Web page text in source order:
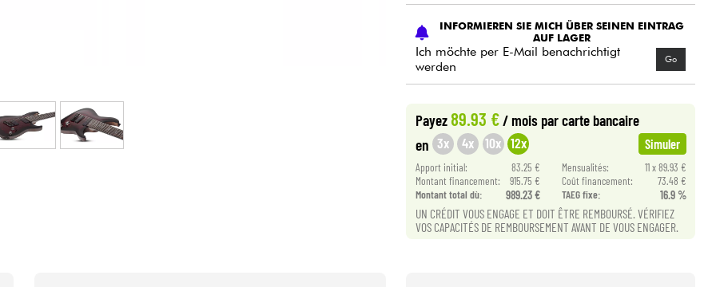
INFORMIEREN SIE MICH ÜBER SEINEN EINTRAG
AUF LAGER
Ich möchte per E-Mail benachrichtigt
werden
Go
Payez 89.93 €/ mois par carte bancaire
en 3x 4x 10x 12x Simuler
Apport initial: 83.25 € Mensualités:
11 x 89.93 €
Montant financement:
915.75 € Coût financement:
73.48 €
Montant total dù:
989.23 € TAEG fixe: 16.9 %
UN CRÉDIT VOUS ENGAGE ET DOIT ÊTRE REMBOURSÉ. VÉRIFIEZ
VOS CAPACITÉS DE REMBOURSEMENT AVANT DE VOUS ENGAGER.